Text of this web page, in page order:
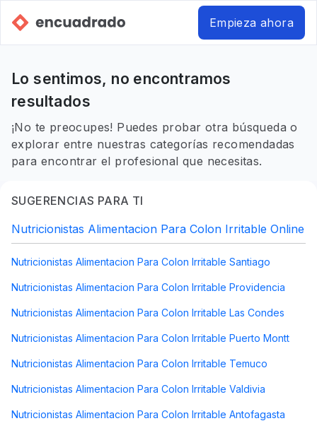
Empieza ahora
Lo sentimos, no encontramos
resultados
¡No te preocupes! Puedes probar otra búsqueda o
explorar entre nuestras categorías recomendadas
para encontrar el profesional que necesitas.
SUGERENCIAS PARA TI
Nutricionistas Alimentacion Para Colon Irritable Online
Nutricionistas Alimentacion Para Colon Irritable Santiago
Nutricionistas Alimentacion Para Colon Irritable Providencia
Nutricionistas Alimentacion Para Colon Irritable Las Condes
Nutricionistas Alimentacion Para Colon Irritable Puerto Montt
Nutricionistas Alimentacion Para Colon Irritable Temuco
Nutricionistas Alimentacion Para Colon Irritable Valdivia
Nutricionistas Alimentacion Para Colon Irritable Antofagasta